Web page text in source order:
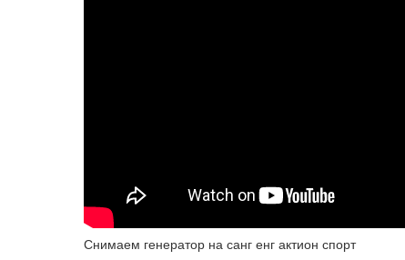
Снимаем генератор на санг енг актион спорт